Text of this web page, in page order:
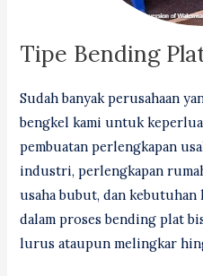
Tipe Bending
Sudah banyak perusahaan
bengkel kami untuk
pembuatan perlengkapan
industri, perlengkapan
usaha bubut, dan kebutuhan
dalam proses bending plat
lurus ataupun melingkar